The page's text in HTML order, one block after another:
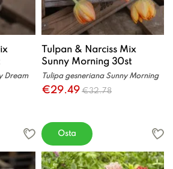
Dream
Tulpan & Narciss Mix
Sunny Morning 30st
Tulipa gesneriana Sunny Morning
€29.49 €32.78
Osta